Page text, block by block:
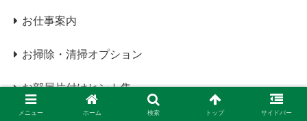
お仕事案内
お掃除・清掃オプション
お部屋片付けヒント集
メニュー ホーム 検索 トップ サイドバー